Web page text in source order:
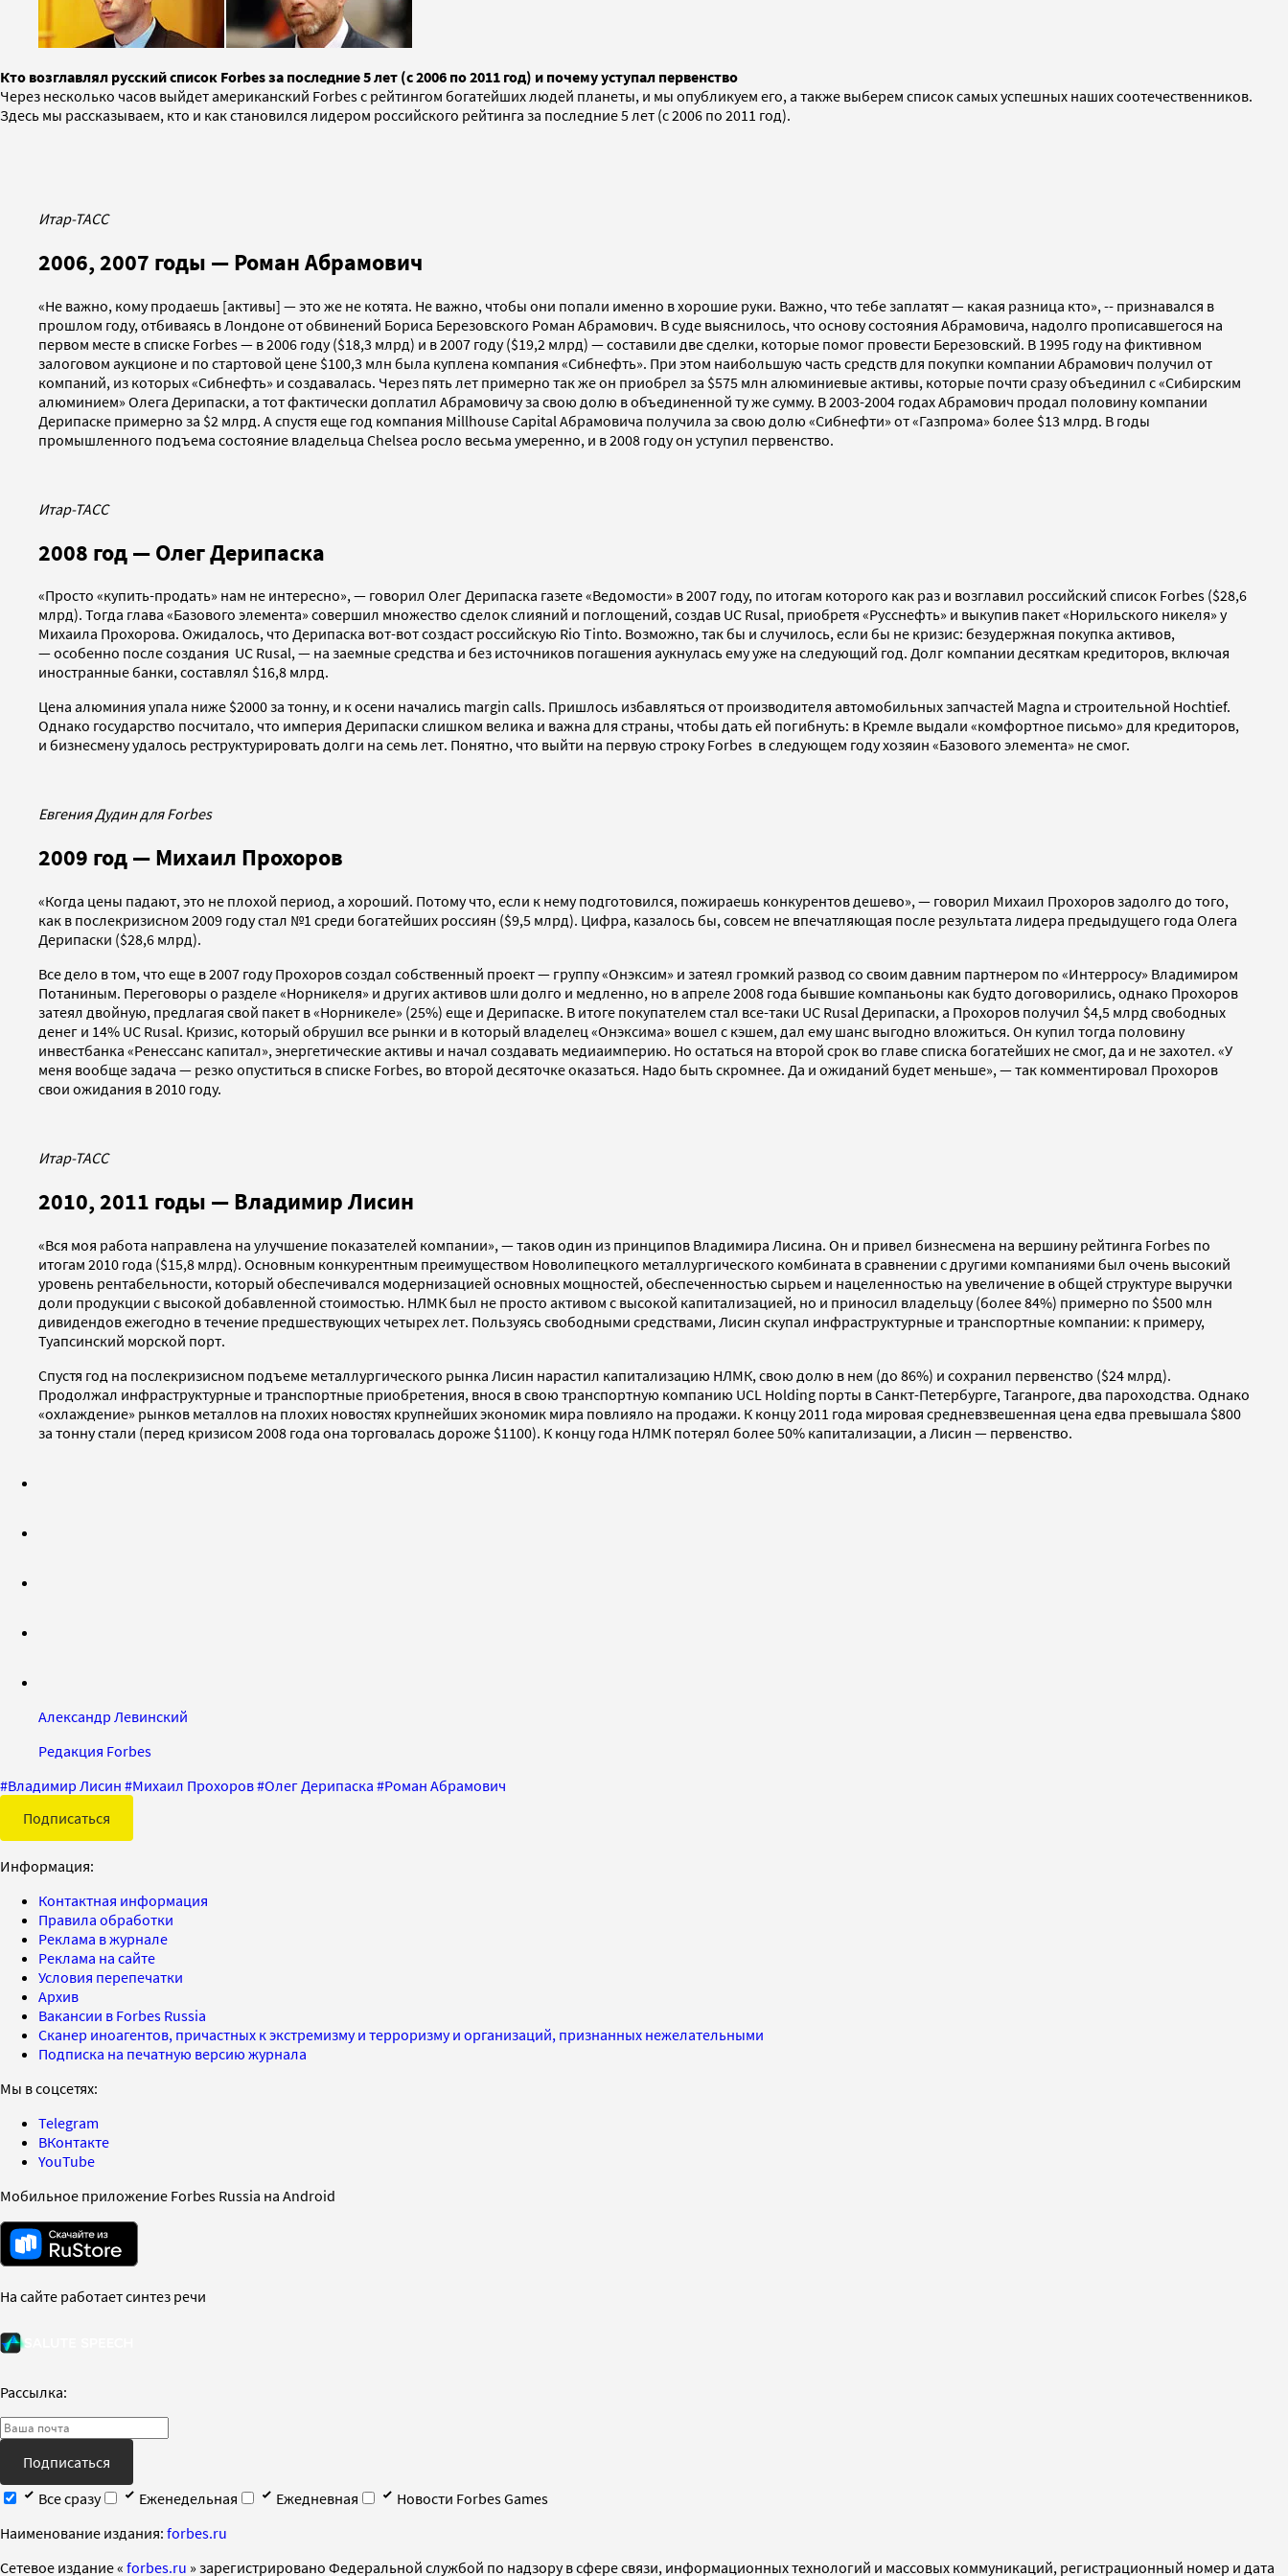
Кто возглавлял русский список Forbes за последние 5 лет (с 2006 по 2011 год) и почему уступал первенство
Через несколько часов выйдет американский Forbes с рейтингом богатейших людей планеты, и мы опубликуем его, а также выберем список самых успешных наших соотечественников.
Здесь мы рассказываем, кто и как становился лидером российского рейтинга за последние 5 лет (с 2006 по 2011 год).
Итар-ТАСС
2006, 2007 годы — Роман Абрамович
«Не важно, кому продаешь [активы] — это же не котята. Не важно, чтобы они попали именно в хорошие руки. Важно, что тебе заплатят — какая разница кто», -- признавался в
прошлом году, отбиваясь в Лондоне от обвинений Бориса Березовского Роман Абрамович. В суде выяснилось, что основу состояния Абрамовича, надолго прописавшегося на
первом месте в списке Forbes — в 2006 году ($18,3 млрд) и в 2007 году ($19,2 млрд) — составили две сделки, которые помог провести Березовский. В 1995 году на фиктивном
залоговом аукционе и по стартовой цене $100,3 млн была куплена компания «Сибнефть». При этом наибольшую часть средств для покупки компании Абрамович получил от
компаний, из которых «Сибнефть» и создавалась. Через пять лет примерно так же он приобрел за $575 млн алюминиевые активы, которые почти сразу объединил с «Сибирским
алюминием» Олега Дерипаски, а тот фактически доплатил Абрамовичу за свою долю в объединенной ту же сумму. В 2003-2004 годах Абрамович продал половину компании
Дерипаске примерно за $2 млрд. А спустя еще год компания Millhouse Capital Абрамовича получила за свою долю «Сибнефти» от «Газпрома» более $13 млрд. В годы
промышленного подъема состояние владельца Сhelsea росло весьма умеренно, и в 2008 году он уступил первенство.
Итар-ТАСС
2008 год — Олег Дерипаска
«Просто «купить-продать» нам не интересно», — говорил Олег Дерипаска газете «Ведомости» в 2007 году, по итогам которого как раз и возглавил российский список Forbes ($28,6
млрд). Тогда глава «Базового элемента» совершил множество сделок слияний и поглощений, создав UC Rusal, приобретя «Русснефть» и выкупив пакет «Норильского никеля» у
Михаила Прохорова. Ожидалось, что Дерипаска вот-вот создаст российскую Rio Tinto. Возможно, так бы и случилось, если бы не кризис: безудержная покупка активов,
— особенно после создания UC Rusal, — на заемные средства и без источников погашения аукнулась ему уже на следующий год. Долг компании десяткам кредиторов, включая
иностранные банки, составлял $16,8 млрд.
Цена алюминия упала ниже $2000 за тонну, и к осени начались margin calls. Пришлось избавляться от производителя автомобильных запчастей Magna и строительной Hochtief.
Однако государство посчитало, что империя Дерипаски слишком велика и важна для страны, чтобы дать ей погибнуть: в Кремле выдали «комфортное письмо» для кредиторов,
и бизнесмену удалось реструктурировать долги на семь лет. Понятно, что выйти на первую строку Forbes в следующем году хозяин «Базового элемента» не смог.
Евгения Дудин для Forbes
2009 год — Михаил Прохоров
«Когда цены падают, это не плохой период, а хороший. Потому что, если к нему подготовился, пожираешь конкурентов дешево», — говорил Михаил Прохоров задолго до того,
как в послекризисном 2009 году стал №1 среди богатейших россиян ($9,5 млрд). Цифра, казалось бы, совсем не впечатляющая после результата лидера предыдущего года Олега
Дерипаски ($28,6 млрд).
Все дело в том, что еще в 2007 году Прохоров создал собственный проект — группу «Онэксим» и затеял громкий развод со своим давним партнером по «Интерросу» Владимиром
Потаниным. Переговоры о разделе «Норникеля» и других активов шли долго и медленно, но в апреле 2008 года бывшие компаньоны как будто договорились, однако Прохоров
затеял двойную, предлагая свой пакет в «Норникеле» (25%) еще и Дерипаске. В итоге покупателем стал все-таки UC Rusal Дерипаски, а Прохоров получил $4,5 млрд свободных
денег и 14% UC Rusal. Кризис, который обрушил все рынки и в который владелец «Онэксима» вошел с кэшем, дал ему шанс выгодно вложиться. Он купил тогда половину
инвестбанка «Ренессанс капитал», энергетические активы и начал создавать медиаимперию. Но остаться на второй срок во главе списка богатейших не смог, да и не захотел. «У
меня вообще задача — резко опуститься в списке Forbes, во второй десяточке оказаться. Надо быть скромнее. Да и ожиданий будет меньше», — так комментировал Прохоров
свои ожидания в 2010 году.
Итар-ТАСС
2010, 2011 годы — Владимир Лисин
«Вся моя работа направлена на улучшение показателей компании», — таков один из принципов Владимира Лисина. Он и привел бизнесмена на вершину рейтинга Forbes по
итогам 2010 года ($15,8 млрд). Основным конкурентным преимуществом Новолипецкого металлургического комбината в сравнении с други­ми компаниями был очень высокий
уровень рентабельности, который обеспечивался модернизацией основных мощностей, обеспеченностью сырьем и нацеленностью на увеличение в общей структуре выручки
доли продукции с высокой добавленной стоимос­тью. НЛМК был не просто активом с высокой капитализацией, но и приносил владельцу (более 84%) примерно по $500 млн
дивидендов ежегодно в течение предшествующих четырех лет. Пользуясь свободными средствами, Лисин скупал инфраструктурные и транспортные компании: к примеру,
Туапсинский морской порт.
Спустя год на послекризисном подъеме металлургического рынка Лисин нарастил капитализацию НЛМК, свою долю в нем (до 86%) и сохранил первенство ($24 млрд).
Продолжал инфраструктурные и транспортные приобретения, внося в свою транспортную компанию UCL Holding порты в Санкт-Петербурге, Таганроге, два пароходства. Однако
«охлаждение» рынков металлов на плохих новостях крупнейших экономик мира повлияло на продажи. К концу 2011 года мировая средневзвешенная цена едва превышала $800
за тонну стали (перед кризисом 2008 года она торговалась дороже $1100). К концу года НЛМК потерял более 50% капитализации, а Лисин — первенство.
Александр Левинский
Редакция Forbes
#Владимир Лисин #Михаил Прохоров#Олег Дерипаска #Роман Абрамович
Подписаться
Информация:
Контактная информация
Правила обработки
Реклама в журнале
Реклама на сайте
Условия перепечатки
Архив
Вакансии в Forbes Russia
Сканер иноагентов, причастных к экстремизму и терроризму и организаций, признанных нежелательными
Подписка на печатную версию журнала
Мы в соцсетях:
Telegram
ВКонтакте
YouTube
Мобильное приложение Forbes Russia на Android
На сайте работает синтез речи
Рассылка:
Подписаться
Все сразу
Еженедельная Ежедневная
Новости Forbes Games
Наименование издания: forbes.ru
Cетевое издание « forbes.ru » зарегистрировано Федеральной службой по надзору в сфере связи, информационных технологий и массовых коммуникаций, регистрационный номер и дата